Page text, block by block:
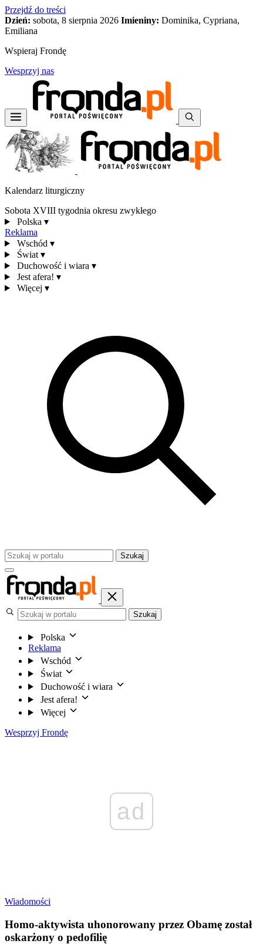
Przejdź do treści
Dzień: sobota, 8 sierpnia 2026 Imieniny: Dominika, Cypriana,
Emiliana
Wspieraj Frondę
Wesprzyj nas
Kalendarz liturgiczny
Sobota XVIII tygodnia okresu zwykłego
Polska ▾
Reklama
Wschód ▾
Świat ▾
Duchowość i wiara ▾
Jest afera! ▾
Więcej ▾
Szukaj
Szukaj
Polska
Reklama
Wschód
Świat
Duchowość i wiara
Jest afera!
Więcej
Wesprzyj Frondę
ad
Wiadomości
Homo-aktywista uhonorowany przez Obamę został
oskarżony o pedofilię